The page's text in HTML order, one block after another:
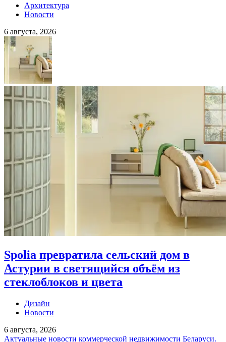
Архитектура
Новости
6 августа, 2026
Spolia превратила сельский дом в
Астурии в светящийся объём из
стеклоблоков и цвета
Дизайн
Новости
6 августа, 2026
Актуальные новости коммерческой недвижимости Беларуси.